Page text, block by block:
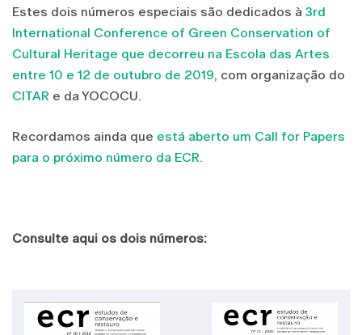
Estes dois números especiais são dedicados à 3rd
International Conference of Green Conservation of
Cultural Heritage que decorreu na Escola das Artes
entre 10 e 12 de outubro de 2019, com organização do
CITAR e da YOCOCU.
Recordamos ainda que está aberto um Call for Papers
para o próximo número da ECR.
Consulte aqui os dois números: